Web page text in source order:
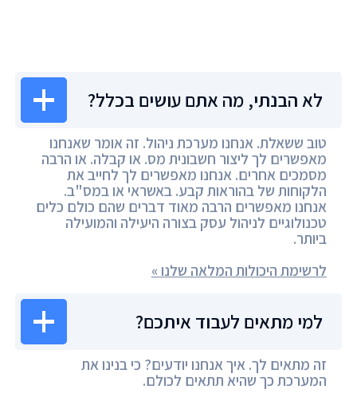
לא הבנתי, מה אתם עושים בכלל?
טוב ששאלת. אנחנו מערכת ניהול. זה אומר שאנחנו
מאפשרים לך ליצור חשבונית מס. או קבלה. או הרבה
מסמכים אחרים. אנחנו מאפשרים לך לחייב את
הלקוחות של בהוראות קבע. באשראי או במס"ב.
אנחנו מאפשרים הרבה מאוד דברים שהם כולם כלים
טכנולוגיים לניהול עסק בצורה היעילה והמועילה
ביותר.
לרשימת היכולות המלאה שלנו »
למי מתאים לעבוד איתכם?
זה מתאים לך. איך אנחנו יודעים? כי בנינו את
המערכת כך שהיא תתאים לכולם.